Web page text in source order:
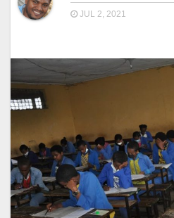
JUL 2, 2021